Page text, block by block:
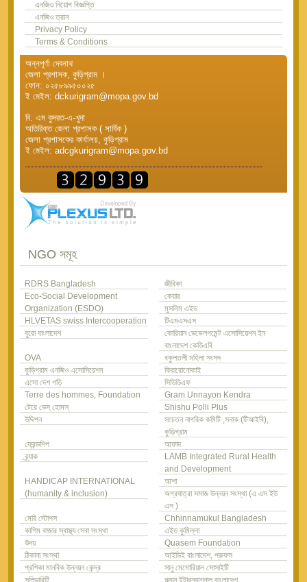
এনজিও নিয়োগ বিজ্ঞপ্তি
এনজিও ত্রান
Privacy Policy
Terms & Conditions
অন্নপূর্ণা দেবনাথ
জেলা প্রশাসক, কুড়িগ্রাম ।
ফোন: ০২৫৮৯৯৫০০২৫
ই মেইল: dckurigram@mopa.gov.bd
বি. এম কুদরত-এ-খুদা
অতিরিক্ত জেলা প্রশাসক ( সার্বিক )
জেলা প্রশাসকের কার্যালয়, কুড়িগ্রাম
ই মেইল: adcgkurigram@mopa.gov.bd
NGO সমূহ
RDRS Bangladesh
জীবিকা
Eco-Social Development
Organization (ESDO)
কেয়ার
মুসলিম এইড
HLVETAS swiss Intercooperation
টিএমএসএস
বুরো বাংলাদেশ
কোরিয়ান ডেভেলপমেন্ট এসোসিয়েশন ইন
বাংলাদেশ কেডিএবি
OVA
বকুলতলী মহিলা সংসদ
কুড়িগ্রাম এনজিও এসোসিয়েশন
কিরারোনোকাই
এসো দেশ গড়ি
সিডিডিএফ
Terre des hommes, Foundation
টেরে ডেস্ হোমস্
Gram Unnayon Kendra
Shishu Polli Plus
উদ্দিপন
সচেতন নাগরিক কমিটি ,সনাক (টিআইবি),
কুড়িগ্রাম
ফ্রেন্ডশিপ
আফাদ
ব্র্যাক
LAMB Integrated Rural Health
and Development
HANDICAP INTERNATIONAL
(humanity & inclusion)
আশা
অগ্রযাত্রা সমাজ উন্নয়ন সংস্থা (এ এস ইউ
এস )
মেরি স্টোপস
Chhinnamukul Bangladesh
কাশিম বাজার স্বাস্থ্য সেবা সংস্থা
এইড কুমিল্লা
উদয়
Quasem Foundation
ঠিকানা সংস্থা
আইডিই বাংলাদেশ, প্রুফস
প্রশিকা মানবিক উন্নয়ন কেন্দ্র
সানু মেমোরিয়াল সোসাইটি
সলিডারিটি
প্ল্যান ইন্টারন্যাশনাল বাংলাদেশ